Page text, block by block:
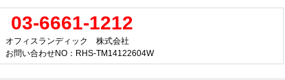
03-6661-1212
オフィスランディック 株式会社
お問い合わせNO：RHS-TM14122604W